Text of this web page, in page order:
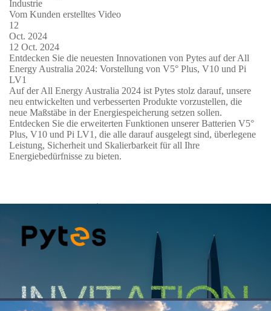
Industrie
Vom Kunden erstelltes Video
12
Oct. 2024
12 Oct. 2024
Entdecken Sie die neuesten Innovationen von Pytes auf der All
Energy Australia 2024: Vorstellung von V5° Plus, V10 und Pi
LV1
​Auf der All Energy Australia 2024 ist Pytes stolz darauf, unsere
neu entwickelten und verbesserten Produkte vorzustellen, die
neue Maßstäbe in der Energiespeicherung setzen sollen.
Entdecken Sie die erweiterten Funktionen unserer Batterien V5°
Plus, V10 und Pi LV1, die alle darauf ausgelegt sind, überlegene
Leistung, Sicherheit und Skalierbarkeit für all Ihre
Energiebedürfnisse zu bieten.